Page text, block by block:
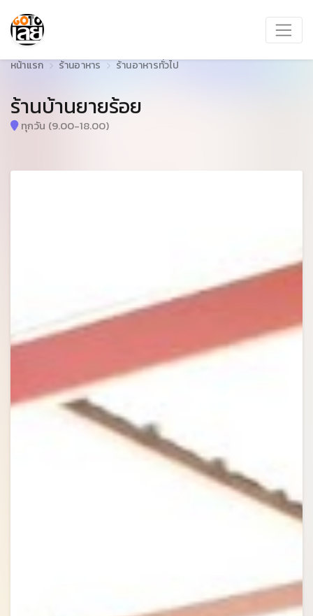
หน้าแรก ร้านอาหาร ร้านอาหารทั่วไป
ร้านบ้านยายร้อย
ทุกวัน (9.00-18.00)